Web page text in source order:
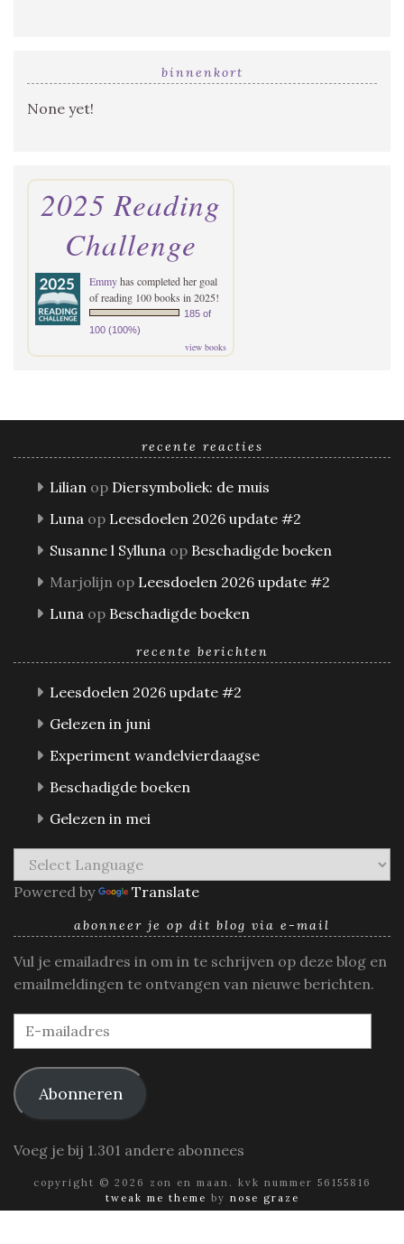
binnenkort
None yet!
2025 Reading
Challenge
Emmyhas completed her goal
of reading 100 books in 2025!
185 of
100 (100%)
view books
recente reacties
Lilian op Diersymboliek: de muis
Luna op Leesdoelen 2026 update #2
Susanne l Sylluna op Beschadigde boeken
Marjolijn op Leesdoelen 2026 update #2
Luna op Beschadigde boeken
recente berichten
Leesdoelen 2026 update #2
Gelezen in juni
Experiment wandelvierdaagse
Beschadigde boeken
Gelezen in mei
Powered by Translate
abonneer je op dit blog via e-mail
Vul je emailadres in om in te schrijven op deze blog en
emailmeldingen te ontvangen van nieuwe berichten.
E-
mailadres
Abonneren
Voeg je bij 1.301 andere abonnees
copyright © 2026 zon en maan. kvk nummer 56155816
tweak me theme by nose graze